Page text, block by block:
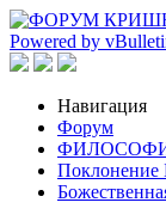
Навигация
Форум
Поклонение